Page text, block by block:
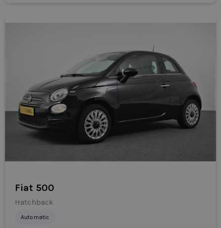
Fiat 500
Hatchback
Automatic